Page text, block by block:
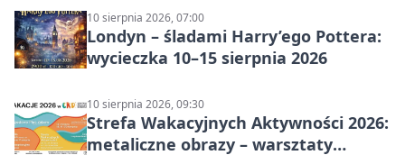
10 sierpnia 2026, 07:00
Londyn – śladami Harry’ego Pottera:
wycieczka 10–15 sierpnia 2026
10 sierpnia 2026, 09:30
Strefa Wakacyjnych Aktywności 2026:
metaliczne obrazy – warsztaty